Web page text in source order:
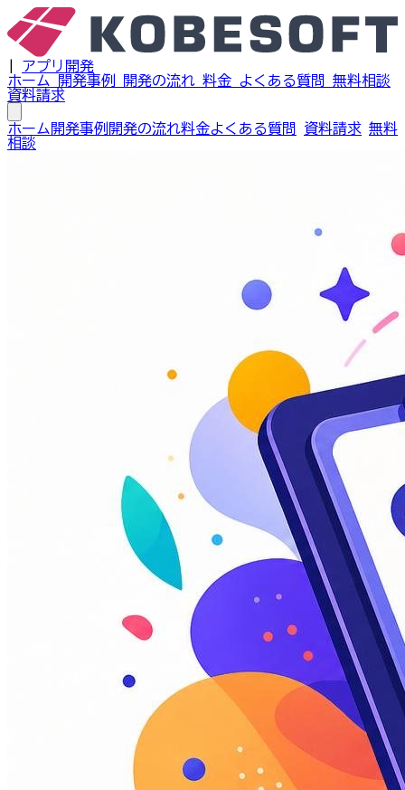
アプリ開発
ホーム
開発事例 開発の流れ 料金 よくある質問 無料相談
資料請求
ホーム 開発事例 開発の流れ料金よくある質問 資料請求 無料
相談